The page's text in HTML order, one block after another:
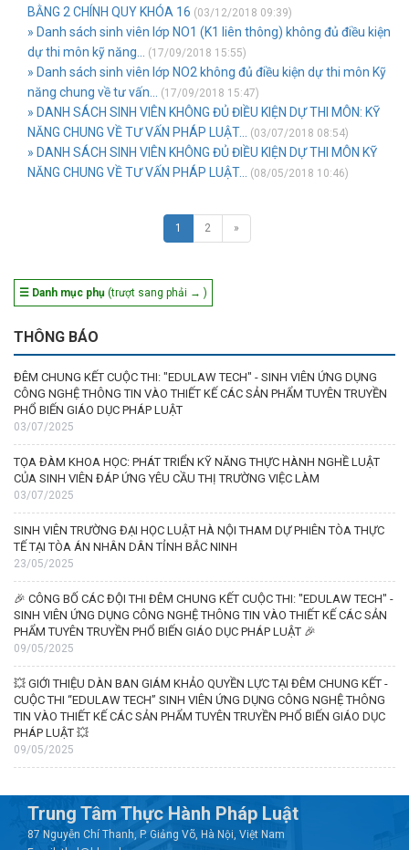
BẰNG 2 CHÍNH QUY KHÓA 16 (03/12/2018 09:39)
» Danh sách sinh viên lớp NO1 (K1 liên thông) không đủ điều kiện
dự thi môn kỹ năng...
(17/09/2018 15:55)
» Danh sách sinh viên lớp NO2 không đủ điều kiện dự thi môn Kỹ
năng chung về tư vấn...
(17/09/2018 15:47)
» DANH SÁCH SINH VIÊN KHÔNG ĐỦ ĐIỀU KIỆN DỰ THI MÔN: KỸ
NĂNG CHUNG VỀ TƯ VẤN PHÁP LUẬT...
(03/07/2018 08:54)
» DANH SÁCH SINH VIÊN KHÔNG ĐỦ ĐIỀU KIỆN DỰ THI MÔN KỸ
NĂNG CHUNG VỀ TƯ VẤN PHÁP LUẬT...
(08/05/2018 10:46)
1 2 »
☰ Danh mục phụ (trượt sang phải → )
THÔNG BÁO
ĐÊM CHUNG KẾT CUỘC THI: "EDULAW TECH" - SINH VIÊN ỨNG DỤNG
CÔNG NGHỆ THÔNG TIN VÀO THIẾT KẾ CÁC SẢN PHẨM TUYÊN TRUYỀN
PHỔ BIẾN GIÁO DỤC PHÁP LUẬT
03/07/2025
TỌA ĐÀM KHOA HỌC: PHÁT TRIỂN KỸ NĂNG THỰC HÀNH NGHỀ LUẬT
CỦA SINH VIÊN ĐÁP ỨNG YÊU CẦU THỊ TRƯỜNG VIỆC LÀM
03/07/2025
SINH VIÊN TRƯỜNG ĐẠI HỌC LUẬT HÀ NỘI THAM DỰ PHIÊN TÒA THỰC
TẾ TẠI TÒA ÁN NHÂN DÂN TỈNH BẮC NINH
23/05/2025
🎉 CÔNG BỐ CÁC ĐỘI THI ĐÊM CHUNG KẾT CUỘC THI: "EDULAW TECH" -
SINH VIÊN ỨNG DỤNG CÔNG NGHỆ THÔNG TIN VÀO THIẾT KẾ CÁC SẢN
PHẨM TUYÊN TRUYỀN PHỔ BIẾN GIÁO DỤC PHÁP LUẬT 🎉
09/05/2025
💥 GIỚI THIỆU DÀN BAN GIÁM KHẢO QUYỀN LỰC TẠI ĐÊM CHUNG KẾT -
CUỘC THI “EDULAW TECH” SINH VIÊN ỨNG DỤNG CÔNG NGHỆ THÔNG
TIN VÀO THIẾT KẾ CÁC SẢN PHẨM TUYÊN TRUYỀN PHỔ BIẾN GIÁO DỤC
PHÁP LUẬT 💥
09/05/2025
Trung Tâm Thực Hành Pháp Luật
87 Nguyễn Chí Thanh, P. Giảng Võ, Hà Nội, Việt Nam